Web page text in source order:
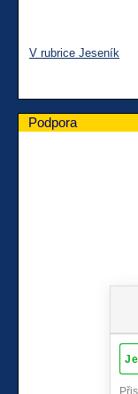
V rubrice Jeseník
Podpora